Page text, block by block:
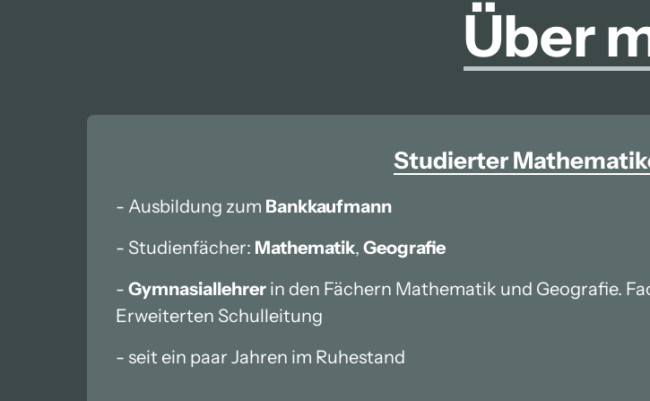
Über
Studierter
- Ausbildung zum Bankkaufmann
- Studienfächer: Mathematik, Geografie
- Gymnasiallehrer in den Fächern Mathematik und Geografie.
Erweiterten Schulleitung
- seit ein paar Jahren im Ruhestand